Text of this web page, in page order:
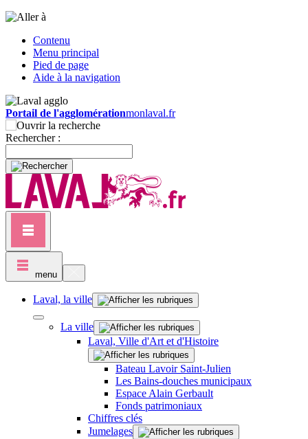
Contenu
Menu principal
Pied de page
Aide à la navigation
Portail de l'agglomérationmonlaval.fr
Rechercher :
menu
Laval, la ville
La ville
Laval, Ville d'Art et d'Histoire
Bateau Lavoir Saint-Julien
Les Bains-douches municipaux
Espace Alain Gerbault
Fonds patrimoniaux
Chiffres clés
Jumelages